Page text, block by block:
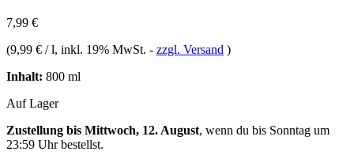
7,99 €
(9,99 € / l, inkl. 19% MwSt. - zzgl. Versand )
Inhalt: 800 ml
Auf Lager
Zustellung bis Mittwoch, 12. August, wenn du bis Sonntag um
23:59 Uhrbestellst.